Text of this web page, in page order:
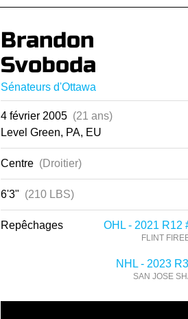
Brandon
Svoboda
Sénateurs d'Ottawa
4 février 2005 (21 ans)
Level Green, PA, EU
Centre (Droitier)
6'3" (210 LBS)
Repêchages OHL - 2021 R12
FLINT
NHL - 2023
SAN JOSE